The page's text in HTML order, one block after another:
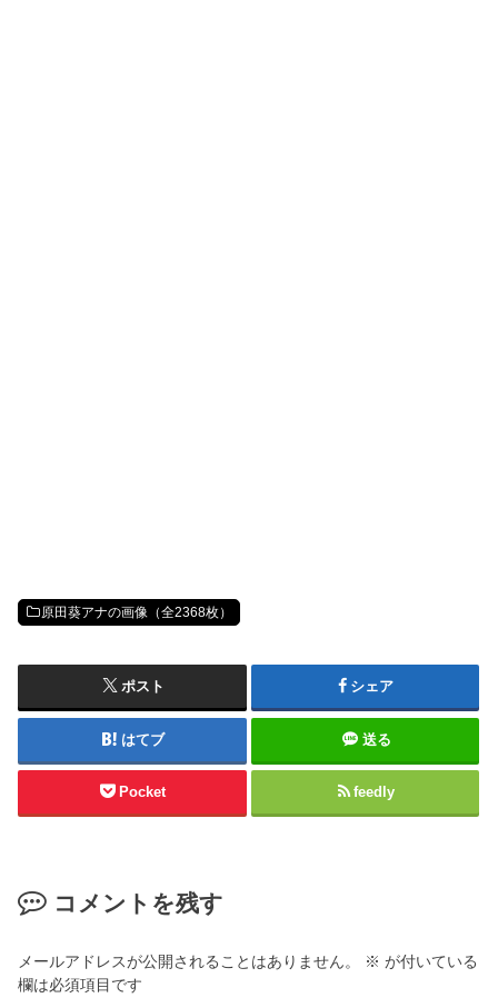
原田葵アナの画像（全2368枚）
ポスト シェア
はてブ 送る
Pocket feedly
コメントを残す
メールアドレスが公開されることはありません。 ※ が付いている
欄は必須項目です